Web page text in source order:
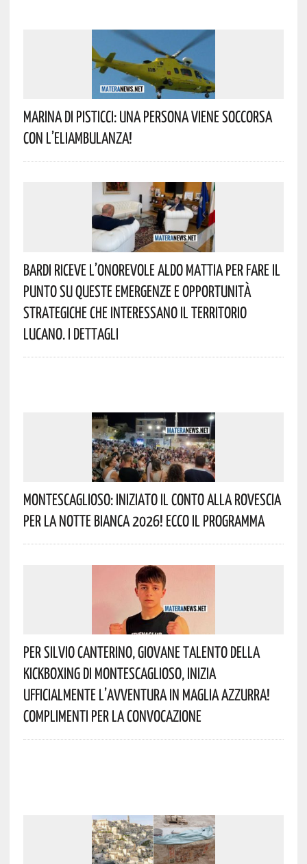
Marina Di Pisticci: Una Persona Viene Soccorsa
Con L’eliambulanza!
Bardi Riceve L’onorevole Aldo Mattia Per Fare Il
Punto Su Queste Emergenze E Opportunità
Strategiche Che Interessano Il Territorio
Lucano. I Dettagli
Montescaglioso: Iniziato Il Conto Alla Rovescia
Per La Notte Bianca 2026! Ecco Il Programma
Per Silvio Canterino, Giovane Talento Della
Kickboxing Di Montescaglioso, Inizia
Ufficialmente L’avventura In Maglia Azzurra!
Complimenti Per La Convocazione